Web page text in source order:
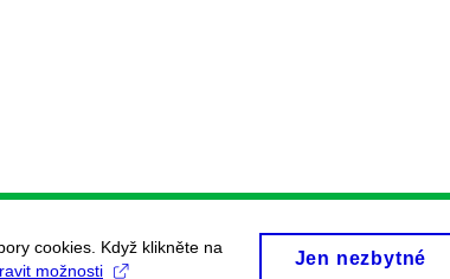
cookies. Když klikněte na
možnosti
Jen nezbytné